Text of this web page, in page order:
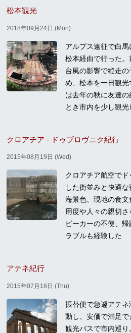
松本観光
2018年09月24日 (Mon)
アルプス遠征で白
松本経由で行った。
台風の影響で縦走
め、松本を一日観
は去年の秋に友達
とき市内を少し観光
クロアチア - ドゥブロヴニク紀行
2015年08月19日 (Wed)
クロアチア航空で
した街並みと快適
海景色、現地の食
用度や人々の親切
ビーカーの不便、
ラブルも経験した
アテネ紀行
2015年07月16日 (Thu)
振替便で急遽アテ
動し、安価で満足で
観光バスで市内巡り